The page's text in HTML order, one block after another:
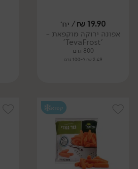
19.90
₪/ יח׳
אפונה ירוקה מוקפאת -
'TevaFrost'
800 גרם
2.49 ₪ ל-100 גרם
קפוא